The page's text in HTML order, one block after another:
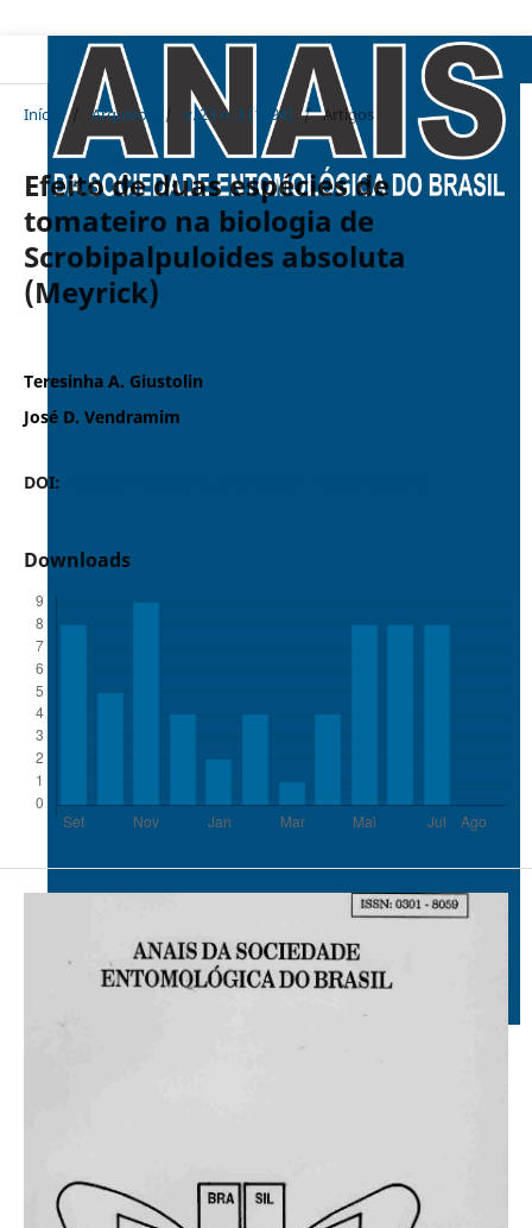
Início / Arquivos / v. 23 n. 3 (1994) / Artigos
Efeito de duas espécies de
tomateiro na biologia de
Scrobipalpuloides absoluta
(Meyrick)
Teresinha A. Giustolin
José D. Vendramim
DOI:
Downloads